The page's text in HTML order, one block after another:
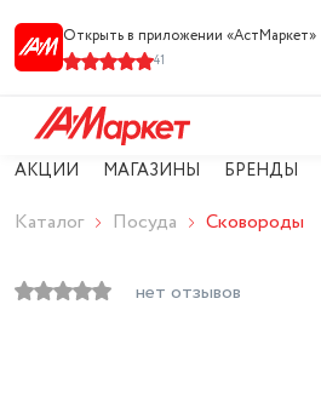
Открыть в приложении «АстМарке‪т‬»
41
АКЦИИ МАГАЗИНЫ БРЕНДЫ
Каталог Посуда Сковороды
нет отзывов